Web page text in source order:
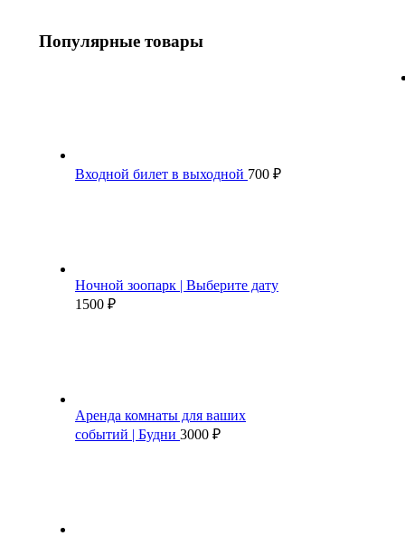
Популярные товары
Входной билет в выходной 700 ₽
Ночной зоопарк | Выберите дату
1500 ₽
Аренда комнаты для ваших
событий | Будни 3000 ₽